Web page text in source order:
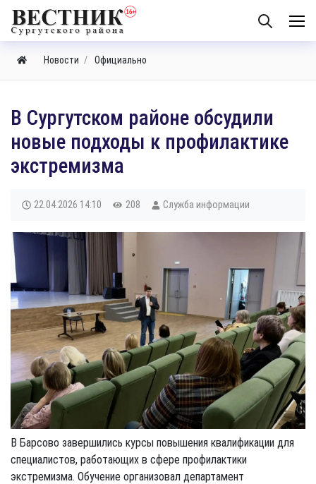
Новости Официально
В Сургутском районе обсудили
новые подходы к профилактике
экстремизма
22.04.2026 14:10 208 Служба информации
В Барсово завершились курсы повышения квалификации для
специалистов, работающих в сфере профилактики
экстремизма. Обучение организовал департамент